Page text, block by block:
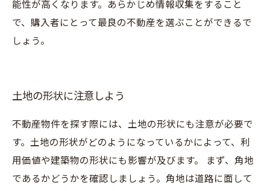
能性が高くなります。あらかじめ情報収集をすること
で、購入者にとって最良の不動産を選ぶことができるで
しょう。
土地の形状に注意しよう
不動産物件を探す際には、土地の形状にも注意が必要で
す。土地の形状がどのようになっているかによって、利
用価値や建築物の形状にも影響が及びます。 まず、角地
であるかどうかを確認しましょう。角地は道路に面して